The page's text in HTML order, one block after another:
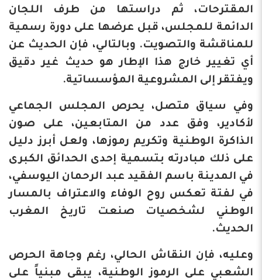
المقترحات، ثم دراستها من طرف اللجان
الدائمة للمجلس، قبل عرضها على دورة رسمية
للمناقشة والتصويت. وبالتالي، فإن الحديث عن
أي تغيير خارج هذا الإطار هو حديث غير دقيق
ويفتقر إلى المشروعية المؤسساتية.
وفي سياق متصل، يحرص المجلس الجماعي
لأكادير، وفق عدد من المتابعين، على صون
الذاكرة الوطنية وتكريم رموزها، ولعل أبرز دليل
على ذلك مبادرته بتسمية إحدى الحدائق الكبرى
في المدينة باسم الفقيد عبد الرحمان اليوسفي،
في لفتة تعكس روح الوفاء والاعتراف بالمسار
الوطني لشخصيات صنعت تاريخ المغرب
الحديث.
وعليه، فإن النقاش الحالي، رغم وجاهة الحرص
الشعبي على الرموز الوطنية، يبقى مبنياً على